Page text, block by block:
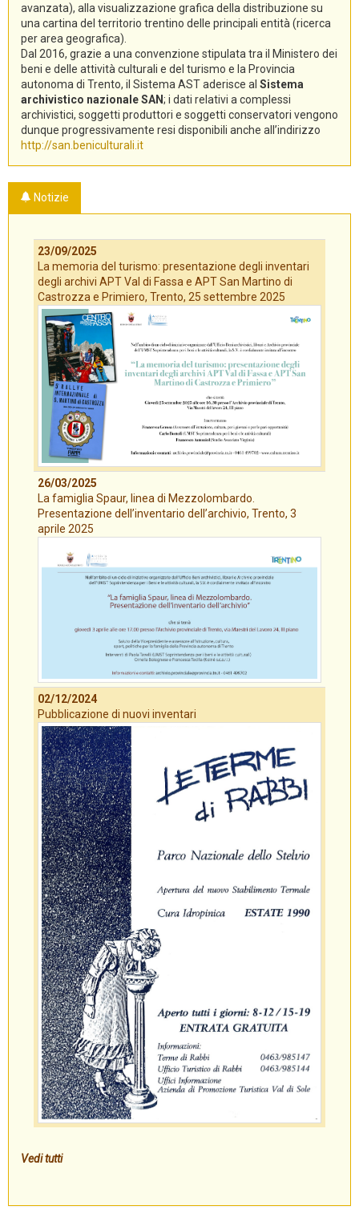
avanzata), alla visualizzazione grafica della distribuzione su
una cartina del territorio trentino delle principali entità (ricerca
per area geografica).
Dal 2016, grazie a una convenzione stipulata tra il Ministero dei
beni e delle attività culturali e del turismo e la Provincia
autonoma di Trento, il Sistema AST aderisce al Sistema
archivistico nazionale SAN; i dati relativi a complessi
archivistici, soggetti produttori e soggetti conservatori vengono
dunque progressivamente resi disponibili anche all’indirizzo
http://san.beniculturali.it
Notizie
23/09/2025
La memoria del turismo: presentazione degli inventari
degli archivi APT Val di Fassa e APT San Martino di
Castrozza e Primiero, Trento, 25 settembre 2025
26/03/2025
La famiglia Spaur, linea di Mezzolombardo.
Presentazione dell’inventario dell’archivio, Trento, 3
aprile 2025
02/12/2024
Pubblicazione di nuovi inventari
Vedi tutti